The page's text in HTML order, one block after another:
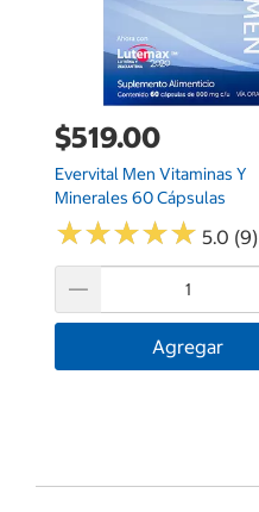
$519.00
Evervital Men Vitaminas Y
Minerales 60 Cápsulas
★★★★★
★★★★★ 5.0 (9)
Agregar